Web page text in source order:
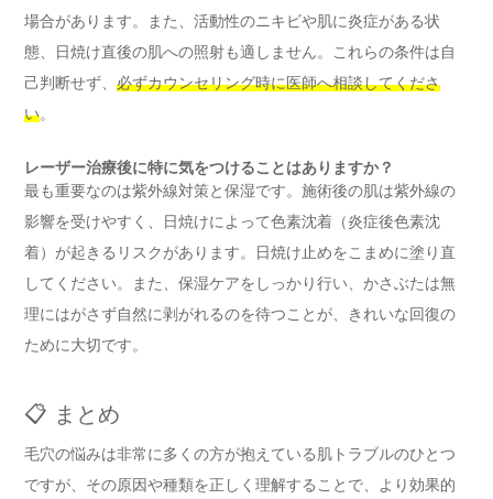
場合があります。また、活動性のニキビや肌に炎症がある状
態、日焼け直後の肌への照射も適しません。これらの条件は自
己判断せず、 必ずカウンセリング時に医師へ相談してくださ
い。
レーザー治療後に特に気をつけることはありますか？
最も重要なのは紫外線対策と保湿です。施術後の肌は紫外線の
影響を受けやすく、日焼けによって色素沈着（炎症後色素沈
着）が起きるリスクがあります。日焼け止めをこまめに塗り直
してください。また、保湿ケアをしっかり行い、かさぶたは無
理にはがさず自然に剥がれるのを待つことが、きれいな回復の
ために大切です。
📋 まとめ
毛穴の悩みは非常に多くの方が抱えている肌トラブルのひとつ
ですが、その原因や種類を正しく理解することで、より効果的